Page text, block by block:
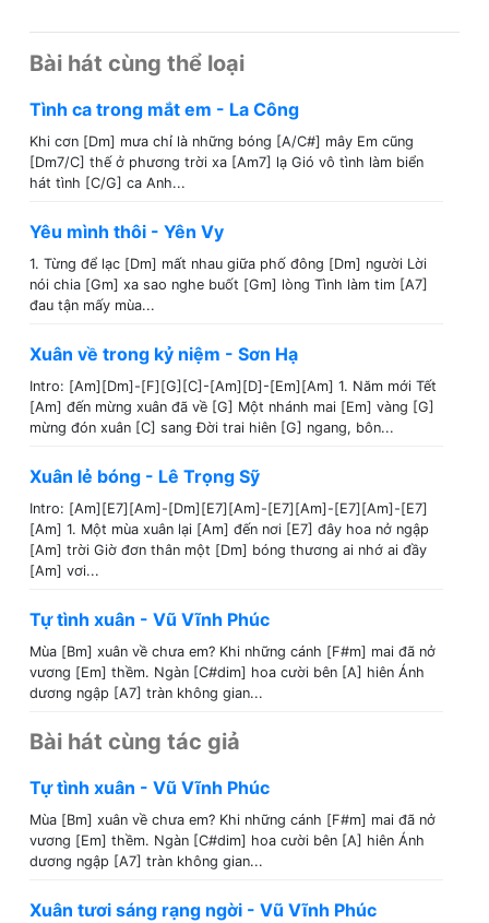
Bài hát cùng thể loại
Tình ca trong mắt em - La Công
Khi cơn [Dm] mưa chỉ là những bóng [A/C#] mây Em cũng
[Dm7/C] thế ở phương trời xa [Am7] lạ Gió vô tình làm biển
hát tình [C/G] ca Anh...
Yêu mình thôi - Yên Vy
1. Từng để lạc [Dm] mất nhau giữa phố đông [Dm] người Lời
nói chia [Gm] xa sao nghe buốt [Gm] lòng Tình làm tim [A7]
đau tận mấy mùa...
Xuân về trong kỷ niệm - Sơn Hạ
Intro: [Am][Dm]-[F][G][C]-[Am][D]-[Em][Am] 1. Năm mới Tết
[Am] đến mừng xuân đã về [G] Một nhánh mai [Em] vàng [G]
mừng đón xuân [C] sang Đời trai hiên [G] ngang, bôn...
Xuân lẻ bóng - Lê Trọng Sỹ
Intro: [Am][E7][Am]-[Dm][E7][Am]-[E7][Am]-[E7][Am]-[E7]
[Am] 1. Một mùa xuân lại [Am] đến nơi [E7] đây hoa nở ngập
[Am] trời Giờ đơn thân một [Dm] bóng thương ai nhớ ai đầy
[Am] vơi...
Tự tình xuân - Vũ Vĩnh Phúc
Mùa [Bm] xuân về chưa em? Khi những cánh [F#m] mai đã nở
vương [Em] thềm. Ngàn [C#dim] hoa cười bên [A] hiên Ánh
dương ngập [A7] tràn không gian...
Bài hát cùng tác giả
Tự tình xuân - Vũ Vĩnh Phúc
Mùa [Bm] xuân về chưa em? Khi những cánh [F#m] mai đã nở
vương [Em] thềm. Ngàn [C#dim] hoa cười bên [A] hiên Ánh
dương ngập [A7] tràn không gian...
Xuân tươi sáng rạng ngời - Vũ Vĩnh Phúc